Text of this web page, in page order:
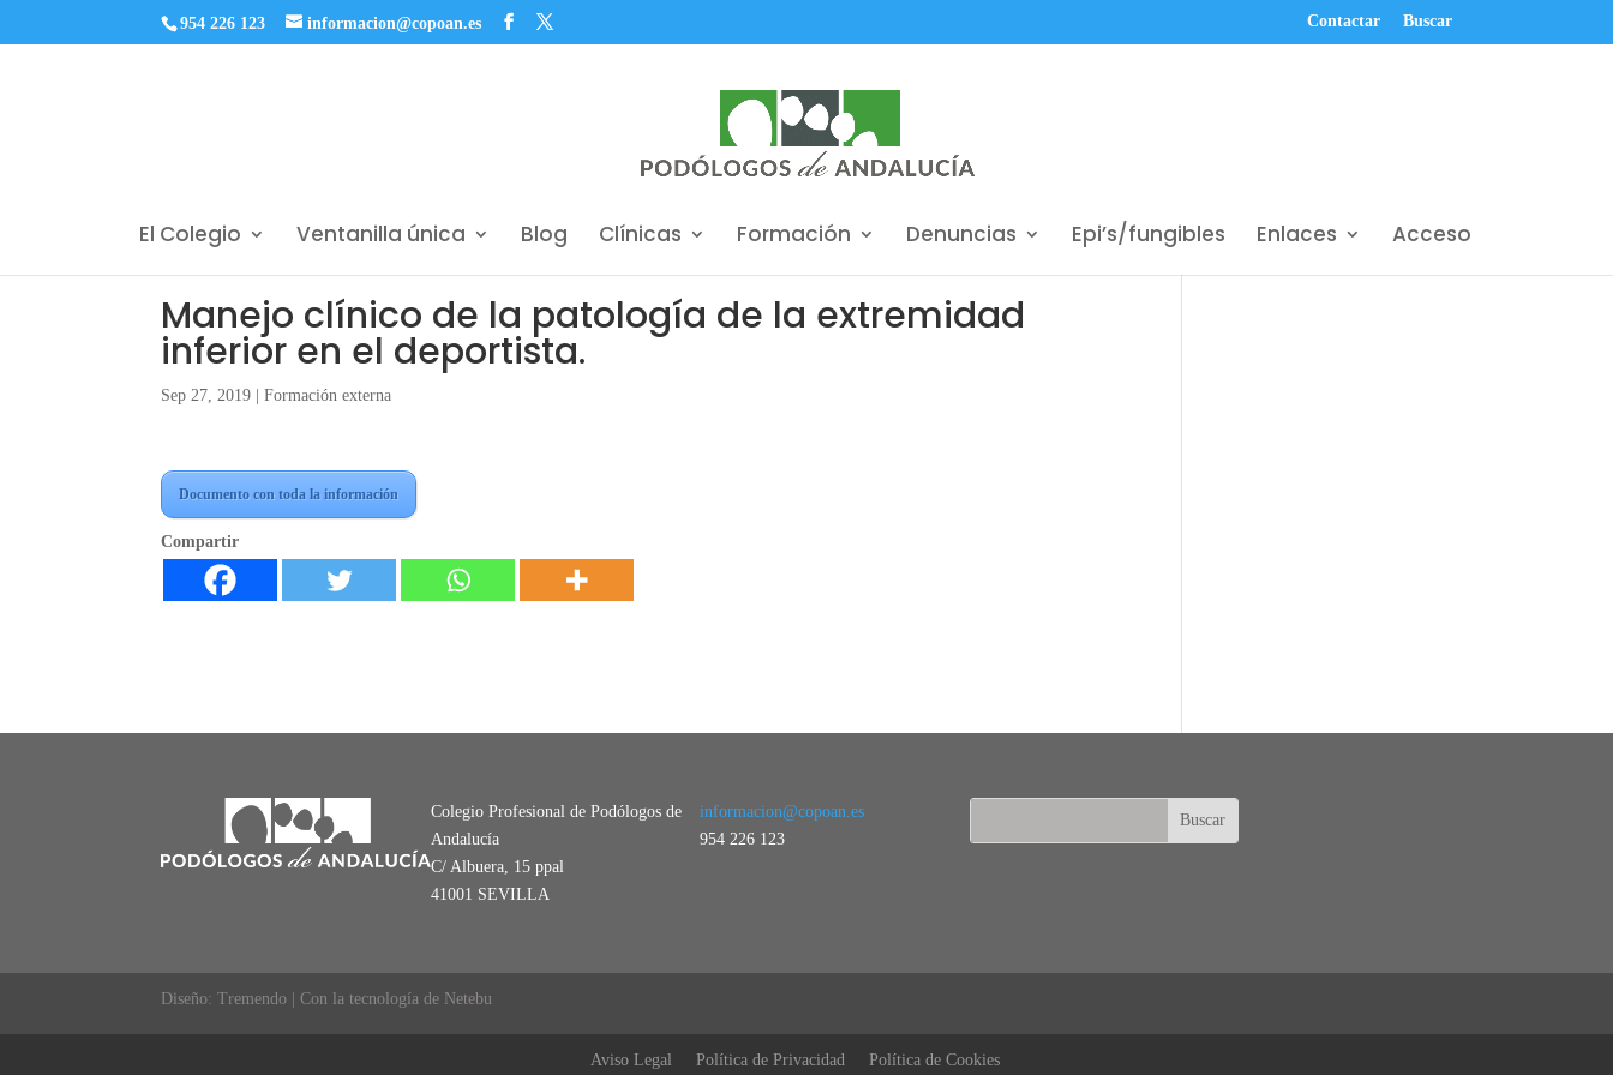
954 226 123 informacion@copoan.es Contactar Buscar
El Colegio Ventanilla única Blog Clínicas Formación Denuncias Epi’s/fungibles Enlaces Acceso
Manejo clínico de la patología de la extremidad
inferior en el deportista.
Sep 27, 2019 |Formación externa
Documento con toda la información
Compartir
Colegio Profesional de Podólogos de
Andalucía
C/ Albuera, 15 ppal
41001 SEVILLA
informacion@copoan.es
954 226 123
Diseño: Tremendo | Con la tecnología de Netebu
Aviso Legal Política de Privacidad Política de Cookies